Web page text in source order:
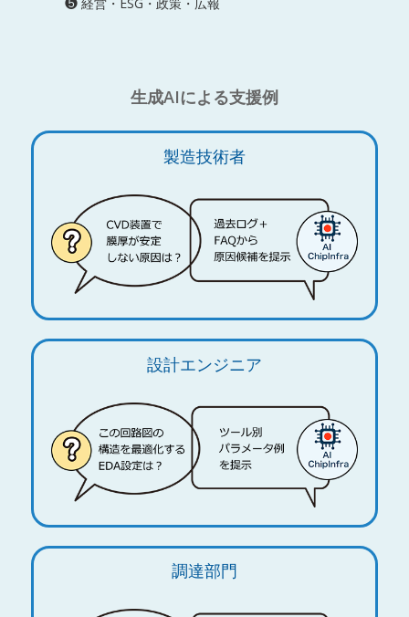
❺ 経営・ESG・政策・広報
生成AIによる支援例
製造技術者
設計エンジニア
調達部門